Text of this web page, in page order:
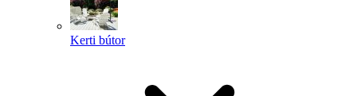
Kerti bútor